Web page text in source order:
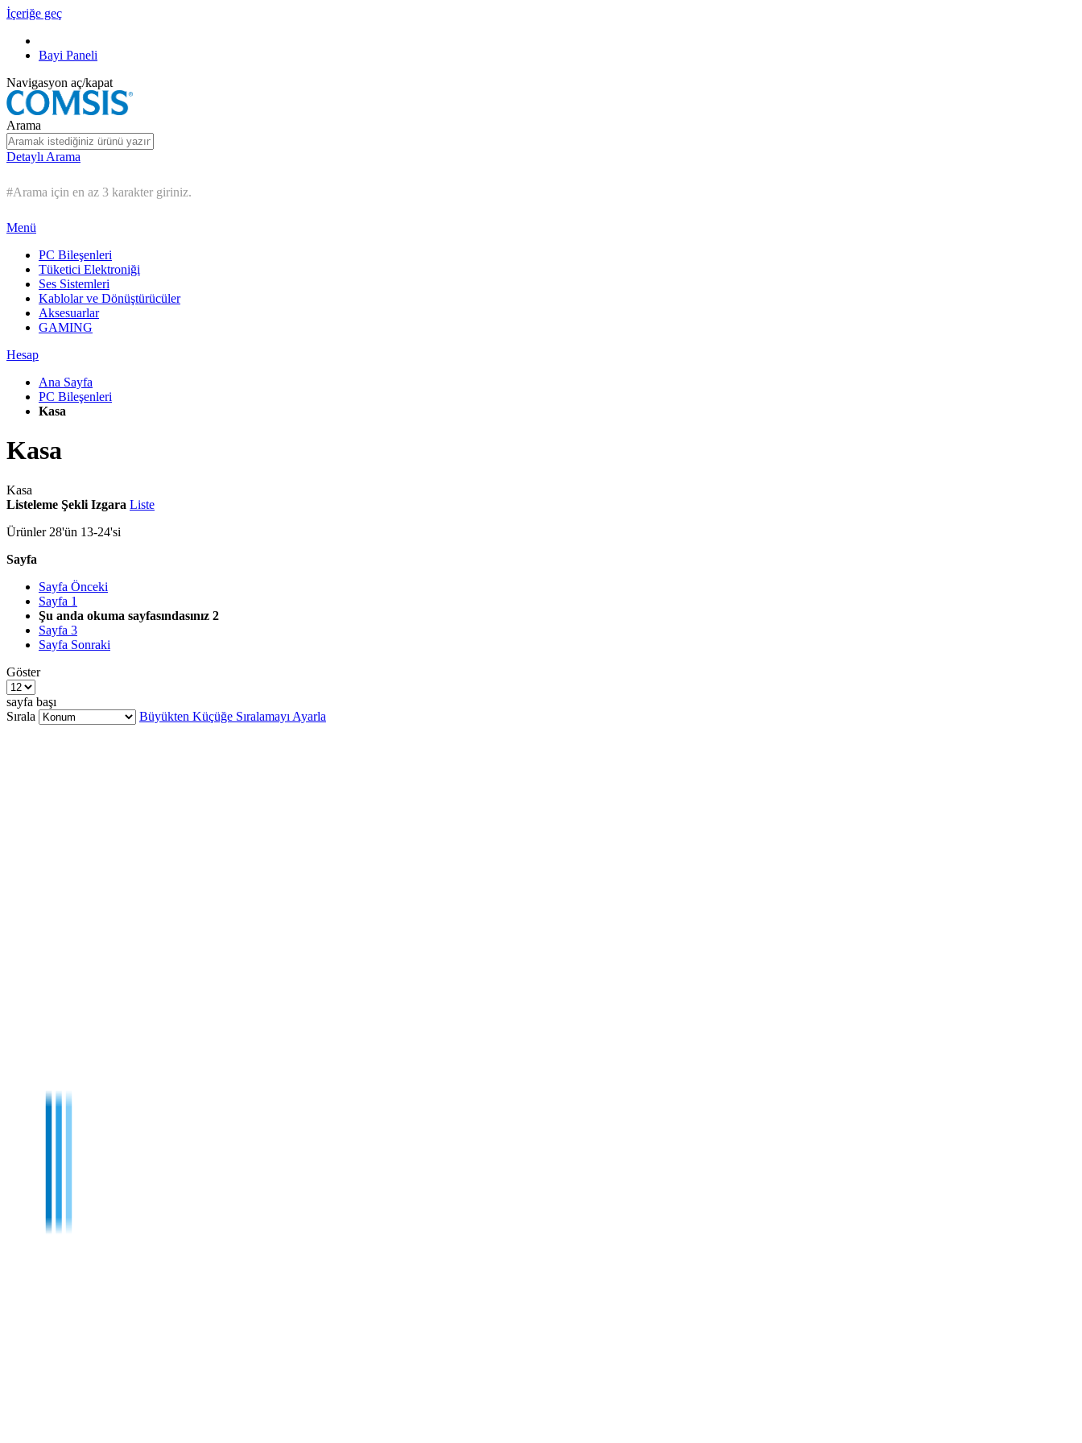
İçeriğe geç
Bayi Paneli
Navigasyon aç/kapat
Arama
Detaylı Arama
#Arama için en az 3 karakter giriniz.
Menü
PC Bileşenleri
Tüketici Elektroniği
Ses Sistemleri
Kablolar ve Dönüştürücüler
Aksesuarlar
GAMING
Hesap
Ana Sayfa
PC Bileşenleri
Kasa
Kasa
Kasa
Listeleme Şekli Izgara Liste
Ürünler 28'ün 13-24'si
Sayfa
Sayfa Önceki
Sayfa 1
Şu anda okuma sayfasındasınız 2
Sayfa 3
Sayfa Sonraki
Göster
sayfa başı
Sırala
Büyükten Küçüğe Sıralamayı Ayarla